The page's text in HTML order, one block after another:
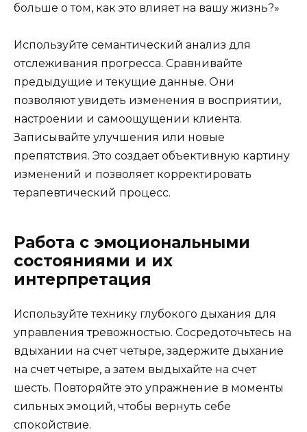
больше о том, как это влияет на вашу жизнь?»
Используйте семантический анализ для
отслеживания прогресса. Сравнивайте
предыдущие и текущие данные. Они
позволяют увидеть изменения в восприятии,
настроении и самоощущении клиента.
Записывайте улучшения или новые
препятствия. Это создает объективную картину
изменений и позволяет корректировать
терапевтический процесс.
Работа с эмоциональными
состояниями и их
интерпретация
Используйте технику глубокого дыхания для
управления тревожностью. Сосредоточьтесь на
вдыхании на счет четыре, задержите дыхание
на счет четыре, а затем выдыхайте на счет
шесть. Повторяйте это упражнение в моменты
сильных эмоций, чтобы вернуть себе
спокойствие.